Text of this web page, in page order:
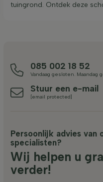
tuingrond. Ontdek deze
085 002 18 52
Vandaag gesloten. Maandag
Stuur een e-mail
[email protected]
Persoonlijk advies van
specialisten?
Wij helpen u
verder!